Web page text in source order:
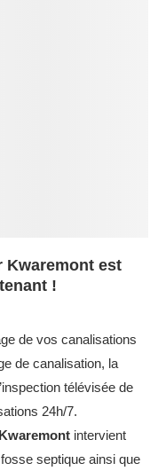
Kwaremont est
!
de vos canalisations
de canalisation, la
télévisée de
24h/7.
Kwaremontintervient
septique ainsi que